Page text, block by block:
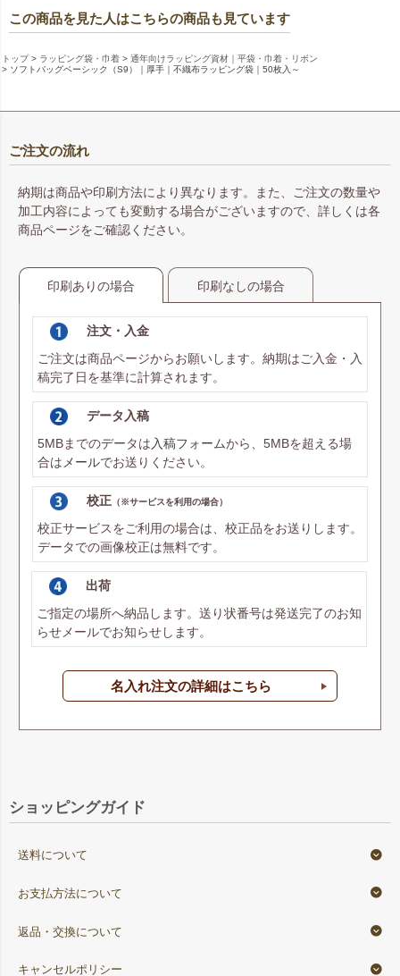
この商品を見た人はこちらの商品も見ています
トップ ラッピング袋・巾着
通年向けラッピング資材｜平袋・巾着・リボン
ソフトバッグベーシック（S9）｜厚手｜不織布ラッピング袋｜50枚入～
ご注文の流れ
納期は商品や印刷方法により異なります。また、ご注文の数量や
加工内容によっても変動する場合がございますので、詳しくは各
商品ページをご確認ください。
印刷ありの場合 印刷なしの場合
注文・入金
ご注文は商品ページからお願いします。納期はご入金・入
稿完了日を基準に計算されます。
データ入稿
5MBまでのデータは 入稿フォームから、5MBを超える場
合は メールでお送りください。
校正 （※サービスを利用の場合）
校正サービスをご利用の場合は、校正品をお送りします。
データでの画像校正は無料です。
出荷
ご指定の場所へ納品します。送り状番号は発送完了のお知
らせメールでお知らせします。
名入れ注文の詳細はこちら
ショッピングガイド
送料について
お支払方法について
返品・交換について
キャンセルポリシー